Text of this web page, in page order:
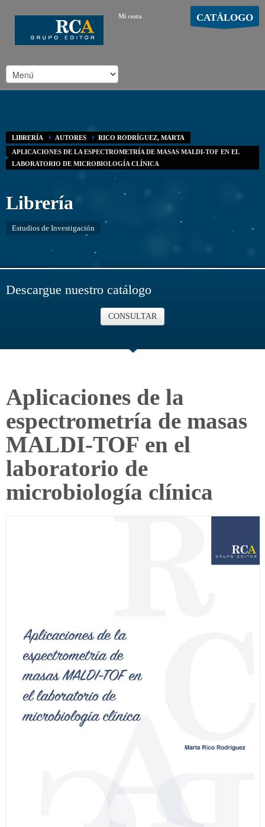
Mi cesta CATÁLOGO
LIBRERÍA AUTORES
RICO RODRÍGUEZ, MARTA
APLICACIONES DE LA ESPECTROMETRÍA DE MASAS MALDI-TOF EN EL
LABORATORIO DE MICROBIOLOGÍA CLÍNICA
Librería
Estudios de Investigación
Descargue nuestro catálogo
CONSULTAR
Aplicaciones de la
espectrometría de masas
MALDI-TOF en el
laboratorio de
microbiología clínica